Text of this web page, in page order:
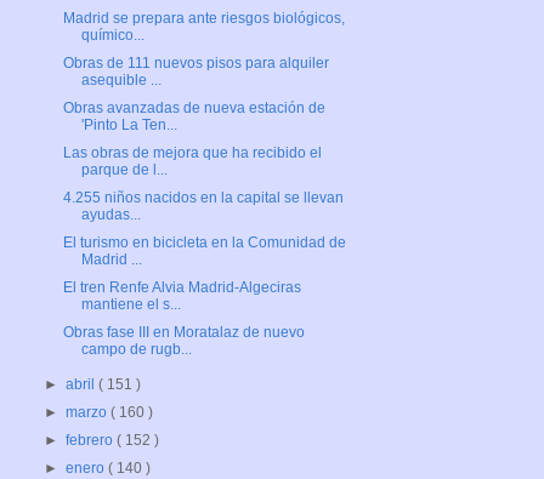
Madrid se prepara ante riesgos biológicos,
químico...
Obras de 111 nuevos pisos para alquiler
asequible ...
Obras avanzadas de nueva estación de
'Pinto La Ten...
Las obras de mejora que ha recibido el
parque de l...
4.255 niños nacidos en la capital se llevan
ayudas...
El turismo en bicicleta en la Comunidad de
Madrid ...
El tren Renfe Alvia Madrid-Algeciras
mantiene el s...
Obras fase III en Moratalaz de nuevo
campo de rugb...
►abril( 151 )
►marzo( 160 )
►febrero( 152 )
►enero( 140 )